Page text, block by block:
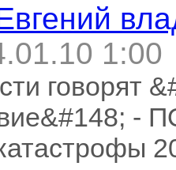
1:00
говорят